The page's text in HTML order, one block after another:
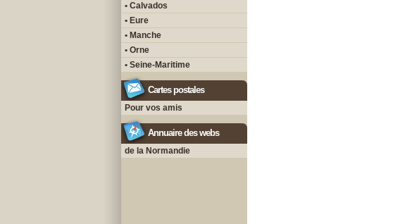
• Calvados
• Eure
• Manche
• Orne
• Seine-Maritime
Cartes postales
Pour vos amis
Annuaire des webs
de la Normandie